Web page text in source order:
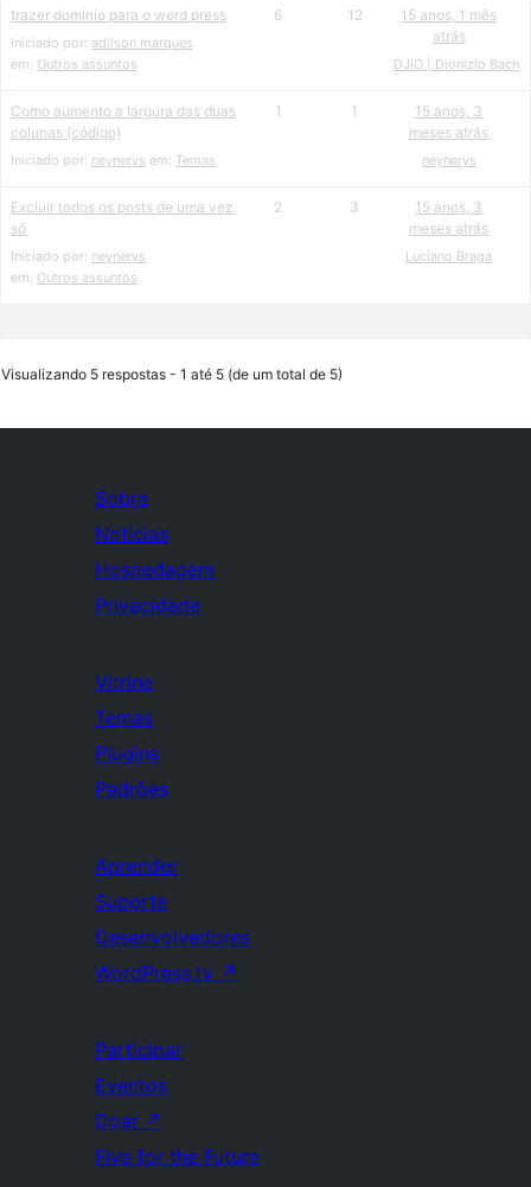
trazer dominio para o word press
Iniciado por: adilson marques
em: Outros assuntos
6 12
15 anos, 1 mês
atrás
DJIO | Dionizio Bach
Como aumento a largura das duas
colunas (código)
Iniciado por: neynerys em: Temas
1 1
15 anos, 3
meses atrás
neynerys
Excluir todos os posts de uma vez
só
Iniciado por: neynerys
em: Outros assuntos
2 3
15 anos, 3
meses atrás
Luciano Braga
Visualizando 5 respostas - 1 até 5 (de um total de 5)
Sobre
Notícias
Hospedagem
Privacidade
Vitrine
Temas
Plugins
Padrões
Aprender
Suporte
Desenvolvedores
WordPress.tv ↗
Participar
Eventos
Doar ↗
Five for the Future